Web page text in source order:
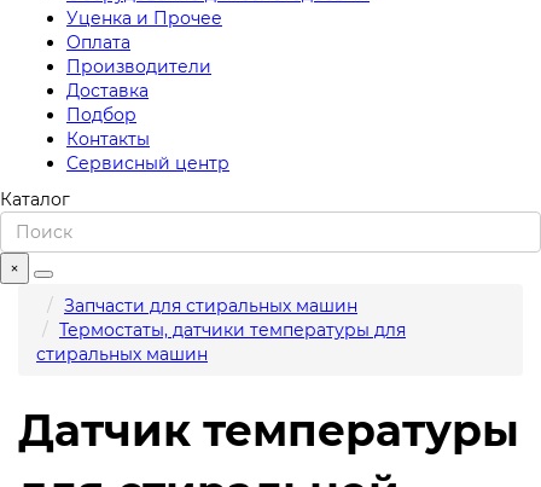
Уценка и Прочее
Оплата
Производители
Доставка
Подбор
Контакты
Сервисный центр
Каталог
×
Запчасти для стиральных машин
Термостаты, датчики температуры для
стиральных машин
Датчик температуры